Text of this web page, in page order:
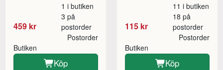
459 kr
1 i butiken
3 på
postorder
Butiken
Postorder
Köp
115 kr
11 i butiken
18 på
postorder
Butiken
Postorder
Köp